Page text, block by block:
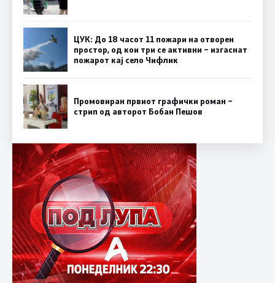
ЦУК: До 18 часот 11 пожари на отворен
простор, од кои три се активни – изгаснат
пожарот кај село Чифлик
Промовиран првиот графички роман –
стрип од авторот Бобан Пешов